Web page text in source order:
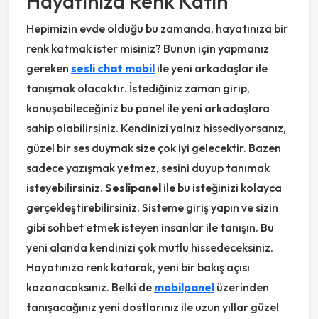
Hepimizin evde olduğu bu zamanda, hayatınıza bir
renk katmak ister misiniz? Bunun için yapmanız
gereken sesli chat mobil ile yeni arkadaşlar ile
tanışmak olacaktır. İstediğiniz zaman girip,
konuşabileceğiniz bu panel ile yeni arkadaşlara
sahip olabilirsiniz. Kendinizi yalnız hissediyorsanız,
güzel bir ses duymak size çok iyi gelecektir. Bazen
sadece yazışmak yetmez, sesini duyup tanımak
isteyebilirsiniz. Seslipanel ile bu isteğinizi kolayca
gerçekleştirebilirsiniz. Sisteme giriş yapın ve sizin
gibi sohbet etmek isteyen insanlar ile tanışın. Bu
yeni alanda kendinizi çok mutlu hissedeceksiniz.
Hayatınıza renk katarak, yeni bir bakış açısı
kazanacaksınız. Belki de mobilpanel üzerinden
tanışacağınız yeni dostlarınız ile uzun yıllar güzel